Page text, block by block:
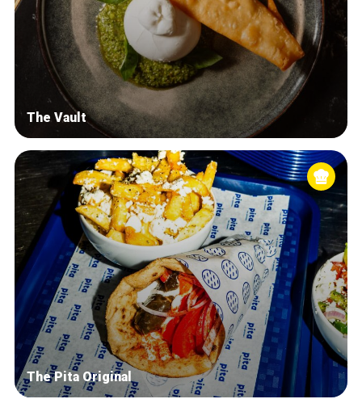
The Vault
The Pita Original